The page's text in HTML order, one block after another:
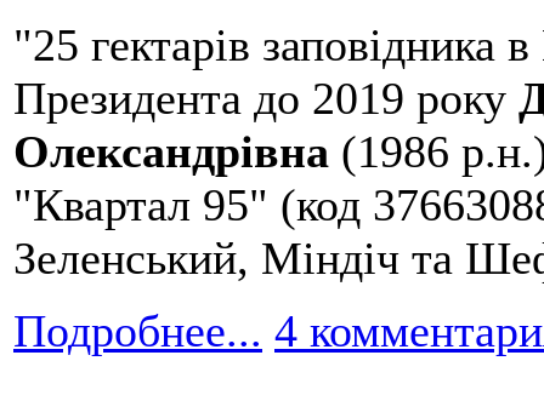
"25 гектарів заповідника
Президента до 2019 року
Олександрівна (1986
"Квартал 95" (код
Зеленський, Міндіч та
Подробнее... 4